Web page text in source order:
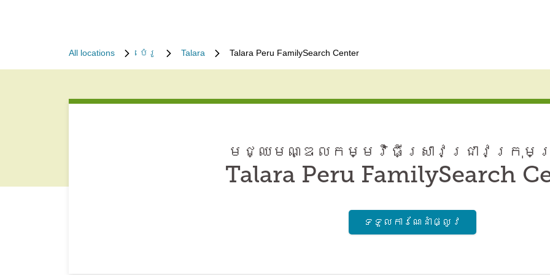
All locations ប៉េរូ Talara Talara Peru FamilySearch Center
មជ្ឈមណ្ឌល​កម្មវិធី​ស្រាវជ្រាវ​ក្រុមគ្
Talara Peru FamilySearch
ទទួល​ការណែនាំ​ផ្លូវ